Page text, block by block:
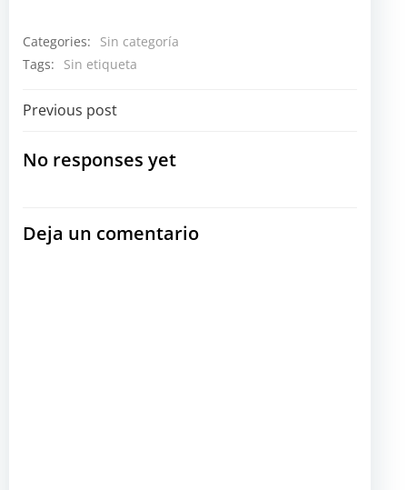
Categories:
Sin categoría
Tags:
Sin etiqueta
Navegación
por
entradas
Previous post
No responses yet
Deja un comentario